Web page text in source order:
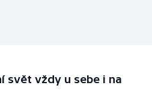
svět vždy u sebe i na